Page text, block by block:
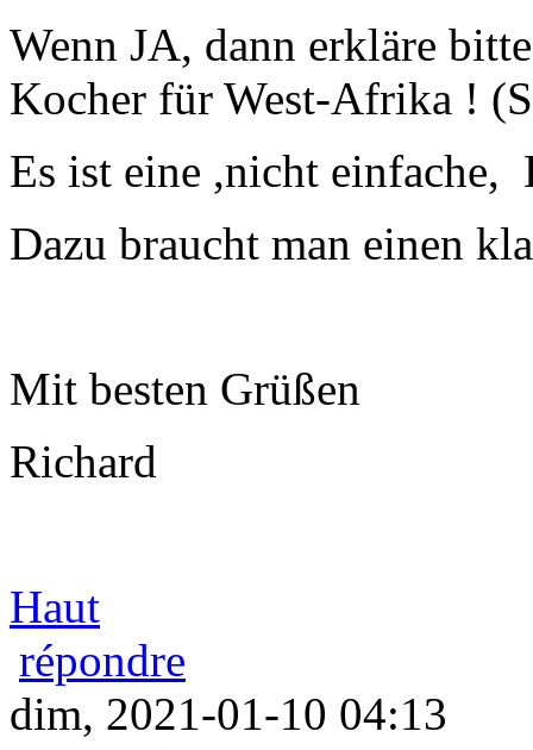
Wenn JA, dann erkläre
Kocher für West-Afrika !
Es ist eine ,nicht einfache,
Dazu braucht man einen
Mit besten Grüßen
Richard
Haut
répondre
dim, 2021-01-10 04:13